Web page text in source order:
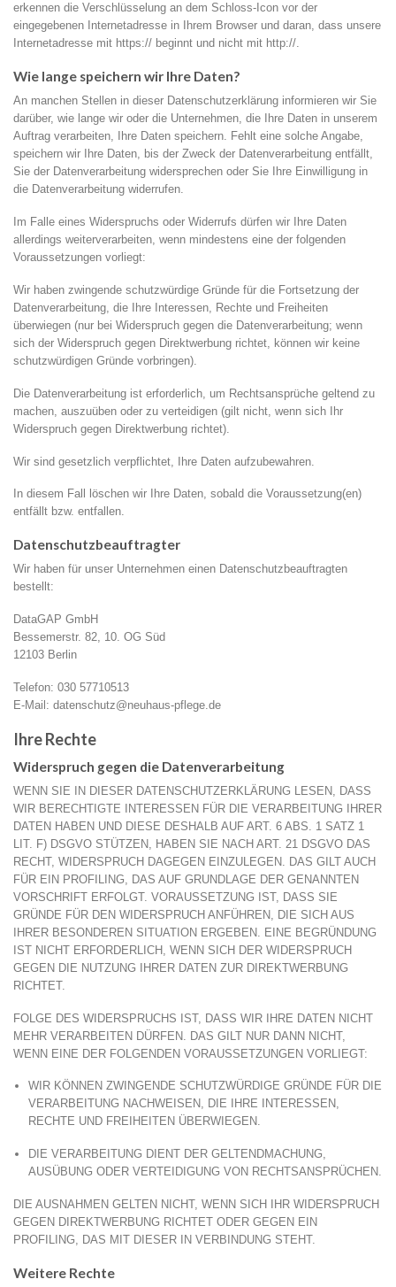
erkennen die Verschlüsselung an dem Schloss-Icon vor der
eingegebenen Internetadresse in Ihrem Browser und daran, dass unsere
Internetadresse mit https:// beginnt und nicht mit http://.
Wie lange speichern wir Ihre Daten?
An manchen Stellen in dieser Datenschutzerklärung informieren wir Sie
darüber, wie lange wir oder die Unternehmen, die Ihre Daten in unserem
Auftrag verarbeiten, Ihre Daten speichern. Fehlt eine solche Angabe,
speichern wir Ihre Daten, bis der Zweck der Datenverarbeitung entfällt,
Sie der Datenverarbeitung widersprechen oder Sie Ihre Einwilligung in
die Datenverarbeitung widerrufen.
Im Falle eines Widerspruchs oder Widerrufs dürfen wir Ihre Daten
allerdings weiterverarbeiten, wenn mindestens eine der folgenden
Voraussetzungen vorliegt:
Wir haben zwingende schutzwürdige Gründe für die Fortsetzung der
Datenverarbeitung, die Ihre Interessen, Rechte und Freiheiten
überwiegen (nur bei Widerspruch gegen die Datenverarbeitung; wenn
sich der Widerspruch gegen Direktwerbung richtet, können wir keine
schutzwürdigen Gründe vorbringen).
Die Datenverarbeitung ist erforderlich, um Rechtsansprüche geltend zu
machen, auszuüben oder zu verteidigen (gilt nicht, wenn sich Ihr
Widerspruch gegen Direktwerbung richtet).
Wir sind gesetzlich verpflichtet, Ihre Daten aufzubewahren.
In diesem Fall löschen wir Ihre Daten, sobald die Voraussetzung(en)
entfällt bzw. entfallen.
Datenschutzbeauftragter
Wir haben für unser Unternehmen einen Datenschutzbeauftragten
bestellt:
DataGAP GmbH
Bessemerstr. 82, 10. OG Süd
12103 Berlin
Telefon: 030 57710513
E-Mail: datenschutz@neuhaus-pflege.de
Ihre Rechte
Widerspruch gegen die Datenverarbeitung
WENN SIE IN DIESER DATENSCHUTZERKLÄRUNG LESEN, DASS
WIR BERECHTIGTE INTERESSEN FÜR DIE VERARBEITUNG IHRER
DATEN HABEN UND DIESE DESHALB AUF ART. 6 ABS. 1 SATZ 1
LIT. F) DSGVO STÜTZEN, HABEN SIE NACH ART. 21 DSGVO DAS
RECHT, WIDERSPRUCH DAGEGEN EINZULEGEN. DAS GILT AUCH
FÜR EIN PROFILING, DAS AUF GRUNDLAGE DER GENANNTEN
VORSCHRIFT ERFOLGT. VORAUSSETZUNG IST, DASS SIE
GRÜNDE FÜR DEN WIDERSPRUCH ANFÜHREN, DIE SICH AUS
IHRER BESONDEREN SITUATION ERGEBEN. EINE BEGRÜNDUNG
IST NICHT ERFORDERLICH, WENN SICH DER WIDERSPRUCH
GEGEN DIE NUTZUNG IHRER DATEN ZUR DIREKTWERBUNG
RICHTET.
FOLGE DES WIDERSPRUCHS IST, DASS WIR IHRE DATEN NICHT
MEHR VERARBEITEN DÜRFEN. DAS GILT NUR DANN NICHT,
WENN EINE DER FOLGENDEN VORAUSSETZUNGEN VORLIEGT:
WIR KÖNNEN ZWINGENDE SCHUTZWÜRDIGE GRÜNDE FÜR DIE
VERARBEITUNG NACHWEISEN, DIE IHRE INTERESSEN,
RECHTE UND FREIHEITEN ÜBERWIEGEN.
DIE VERARBEITUNG DIENT DER GELTENDMACHUNG,
AUSÜBUNG ODER VERTEIDIGUNG VON RECHTSANSPRÜCHEN.
DIE AUSNAHMEN GELTEN NICHT, WENN SICH IHR WIDERSPRUCH
GEGEN DIREKTWERBUNG RICHTET ODER GEGEN EIN
PROFILING, DAS MIT DIESER IN VERBINDUNG STEHT.
Weitere Rechte